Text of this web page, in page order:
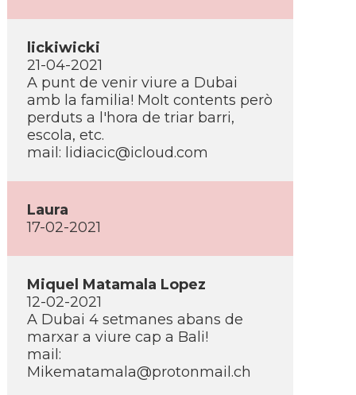
lickiwicki
21-04-2021
A punt de venir viure a Dubai
amb la familia! Molt contents però
perduts a l'hora de triar barri,
escola, etc.
mail: lidiacic@icloud.com
Laura
17-02-2021
Miquel Matamala Lopez
12-02-2021
A Dubai 4 setmanes abans de
marxar a viure cap a Bali!
mail:
Mikematamala@protonmail.ch